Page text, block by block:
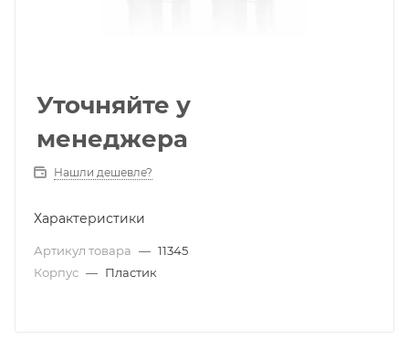
Уточняйте у
менеджера
Нашли дешевле?
Характеристики
Артикул товара — 11345
Корпус — Пластик